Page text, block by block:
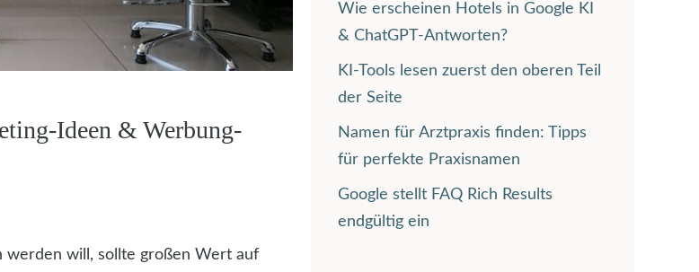
Ideen & Werbung-
werden will, sollte großen Wert auf
Wie erscheinen Hotels in Google KI
& ChatGPT-Antworten?
KI-Tools lesen zuerst den oberen Teil
der Seite
Namen für Arztpraxis finden: Tipps
für perfekte Praxisnamen
Google stellt FAQ Rich Results
endgültig ein